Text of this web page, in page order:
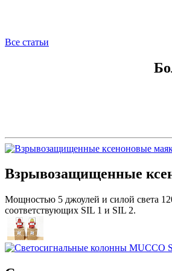
Все статьи
Взрывозащищенные
Мощностью 5 джоулей и силой света
соответствующих SIL 1 и SIL 2.